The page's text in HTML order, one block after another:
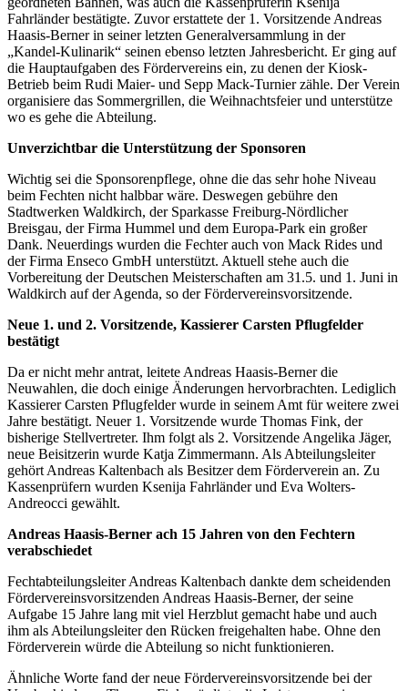
Fahrländer bestätigte. Zuvor erstattete der 1. Vorsitzende Andreas
Haasis-Berner in seiner letzten Generalversammlung in der
„Kandel-Kulinarik“ seinen ebenso letzten Jahresbericht. Er ging auf
die Hauptaufgaben des Fördervereins ein, zu denen der Kiosk-
Betrieb beim Rudi Maier- und Sepp Mack-Turnier zähle. Der Verein
organisiere das Sommergrillen, die Weihnachtsfeier und unterstütze
wo es gehe die Abteilung.
Unverzichtbar die Unterstützung der Sponsoren
Wichtig sei die Sponsorenpflege, ohne die das sehr hohe Niveau
beim Fechten nicht halbbar wäre. Deswegen gebühre den
Stadtwerken Waldkirch, der Sparkasse Freiburg-Nördlicher
Breisgau, der Firma Hummel und dem Europa-Park ein großer
Dank. Neuerdings wurden die Fechter auch von Mack Rides und
der Firma Enseco GmbH unterstützt. Aktuell stehe auch die
Vorbereitung der Deutschen Meisterschaften am 31.5. und 1. Juni in
Waldkirch auf der Agenda, so der Fördervereinsvorsitzende.
Neue 1. und 2. Vorsitzende, Kassierer Carsten Pflugfelder
bestätigt
Da er nicht mehr antrat, leitete Andreas Haasis-Berner die
Neuwahlen, die doch einige Änderungen hervorbrachten. Lediglich
Kassierer Carsten Pflugfelder wurde in seinem Amt für weitere zwei
Jahre bestätigt. Neuer 1. Vorsitzende wurde Thomas Fink, der
bisherige Stellvertreter. Ihm folgt als 2. Vorsitzende Angelika Jäger,
neue Beisitzerin wurde Katja Zimmermann. Als Abteilungsleiter
gehört Andreas Kaltenbach als Besitzer dem Förderverein an. Zu
Kassenprüfern wurden Ksenija Fahrländer und Eva Wolters-
Andreocci gewählt.
Andreas Haasis-Berner ach 15 Jahren von den Fechtern
verabschiedet
Fechtabteilungsleiter Andreas Kaltenbach dankte dem scheidenden
Fördervereinsvorsitzenden Andreas Haasis-Berner, der seine
Aufgabe 15 Jahre lang mit viel Herzblut gemacht habe und auch
ihm als Abteilungsleiter den Rücken freigehalten habe. Ohne den
Förderverein würde die Abteilung so nicht funktionieren.
Ähnliche Worte fand der neue Fördervereinsvorsitzende bei der